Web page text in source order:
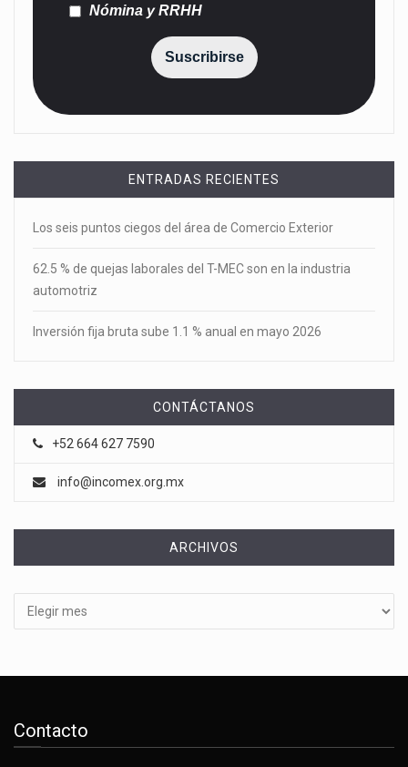
Nómina y RRHH
Suscribirse
ENTRADAS RECIENTES
Los seis puntos ciegos del área de Comercio Exterior
62.5 % de quejas laborales del T-MEC son en la industria
automotriz
Inversión fija bruta sube 1.1 % anual en mayo 2026
CONTÁCTANOS
+52 664 627 7590
info@incomex.org.mx
ARCHIVOS
Contacto